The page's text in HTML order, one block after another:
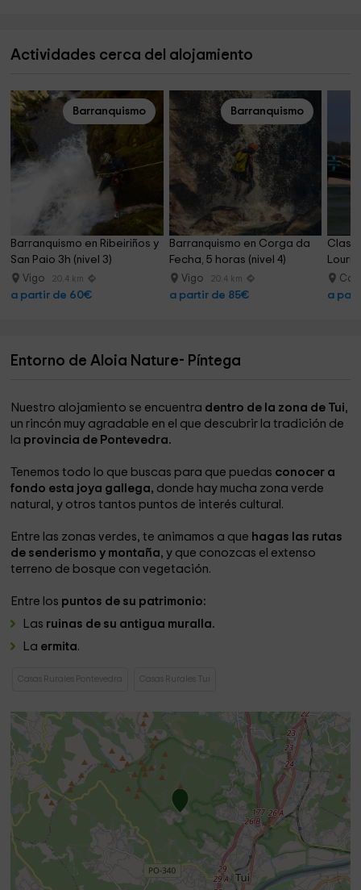
Actividades cerca del alojamiento
Barranquismo
Barranquismo en Ribeiriños y
San Paio 3h (nivel 3)
Vigo 20.4 km
a partir de 60€
Barranquismo
Barranquismo en Corga da
Fecha, 5 horas (nivel 4)
Vigo 20.4 km
a partir de 85€ a
Entorno de Aloia Nature- Píntega
Nuestro alojamiento se encuentra dentro de la zona de Tui,
un rincón muy agradable en el que descubrir la tradición de
la provincia de Pontevedra.
Tenemos todo lo que buscas para que puedas conocer a
fondo esta joya gallega, donde hay mucha zona verde
natural, y otros tantos puntos de interés cultural.
Entre las zonas verdes, te animamos a que hagas las rutas
de senderismo y montaña, y que conozcas el extenso
terreno de bosque con vegetación.
Entre los puntos de su patrimonio:
Las ruinas de su antigua muralla.
La ermita.
Casas Rurales Pontevedra Casas Rurales Tui